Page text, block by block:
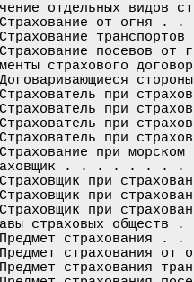
отдельных
Страхование от
посевов
при
при
при
при
при
. . . . .
при
при
при
страховых